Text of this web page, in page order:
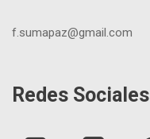
f.sumapaz@gmail.com
Redes Sociales